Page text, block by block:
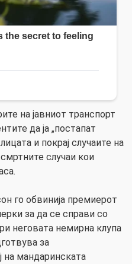
на јавниот транспорт
да ја „постапат
и покрај случаите на
случаи кои
го обвинија премиерот
за да се справи со
неговата немирна клупа
за
на мандаринската